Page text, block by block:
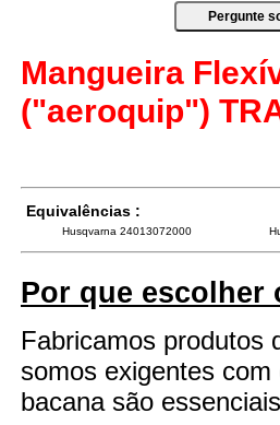
Mangueira
("aeroquip")
Equivalências :
Husqvarna 24013072000
Por que escolher
Fabricamos produtos
somos exigentes
bacana são